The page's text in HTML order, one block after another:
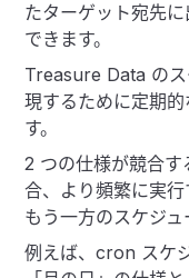
たターゲット宛先
できます。
Treasure Data のス
現するために定期
す。
2 つの仕様が競合す
合、より頻繁に実行
もう一方のスケジュ
例えば、cron スケ